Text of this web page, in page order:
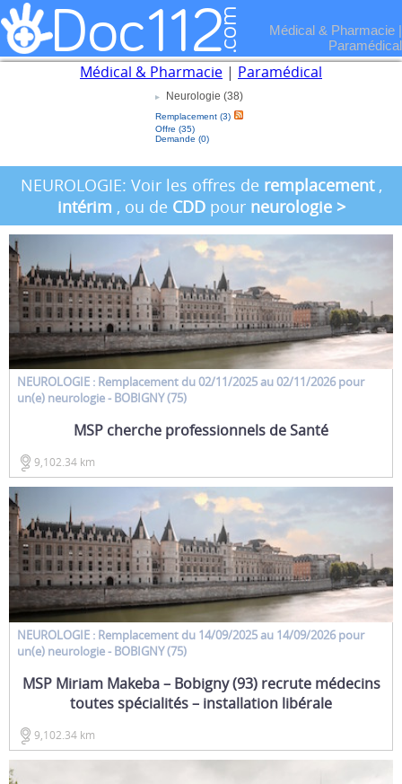
Médical & Pharmacie |
Paramédical
Médical & Pharmacie | Paramédical
Neurologie (38)
Remplacement (3)
Offre (35)
Demande (0)
NEUROLOGIE: Voir les offres de remplacement ,
intérim , ou de CDDpour neurologie >
NEUROLOGIE : Remplacement du 02/11/2025 au 02/11/2026 pour
un(e) neurologie- BOBIGNY (75)
MSP cherche professionnels de Santé
9,102.34 km
NEUROLOGIE : Remplacement du 14/09/2025 au 14/09/2026 pour
un(e) neurologie- BOBIGNY (75)
MSP Miriam Makeba – Bobigny (93) recrute médecins
toutes spécialités – installation libérale
9,102.34 km